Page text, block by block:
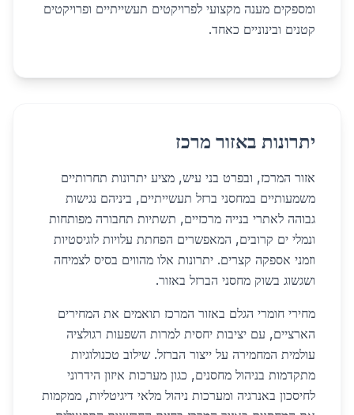
ומספקים מענה מקצועי לפרויקטים תעשייתיים ופרויקטים
קטנים ובינוניים כאחד.
יתרונות באזור מרכז
אזור המרכז, ובפרט בני עיש, מציע יתרונות תחרותיים
משמעותיים במחסני ברזל תעשייתיים, ביניהם נגישות
גבוהה לאתרי בנייה מרכזיים, תשתיות תחבורה מפותחות
ונמלי ים קרובים, המאפשרים הפחתת עלויות לוגיסטיות
וזמני אספקה קצרים. יתרונות אלו מהווים בסיס לצמיחה
ושגשוג בשוק מחסני הברזל באזור.
מחירי חומרי הגלם באזור המרכז תואמים את המחירים
הארציים, עם יציבות יחסית למרות השפעות רגולציה
עולמית המחמירה על ייצור הברזל. שילוב טכנולוגיות
מתקדמות בניהול מחסנים, כגון מערכות איזון הידרוני
לחיסכון באנרגיה ומערכות ניהול מלאי דיגיטליות, ממקמות